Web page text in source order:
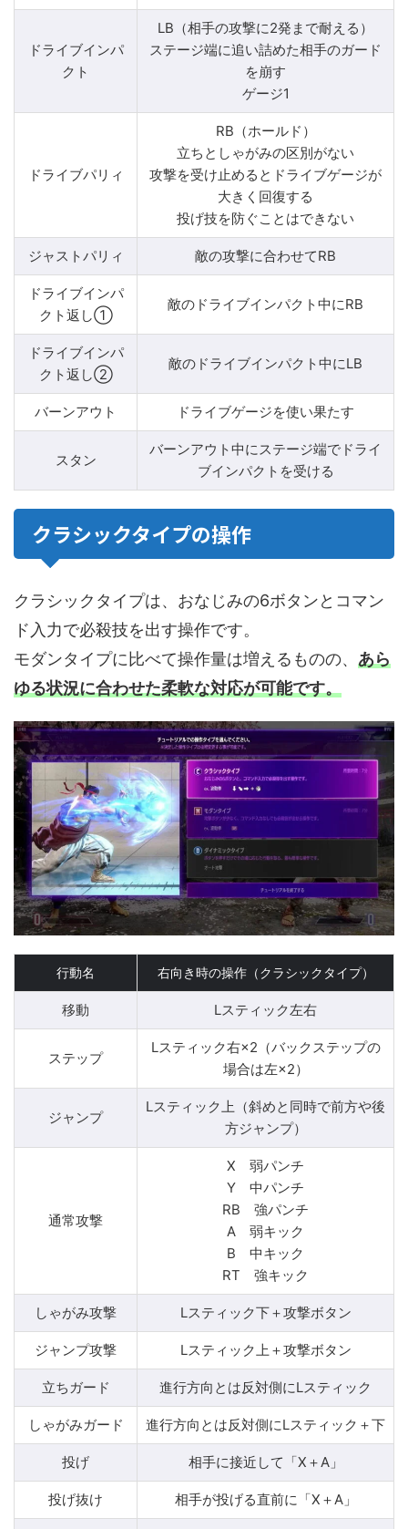
ドライブインパ
クト
LB（相手の攻撃に2発まで耐える）
ステージ端に追い詰めた相手のガード
を崩す
ゲージ1
ドライブパリィ
RB（ホールド）
立ちとしゃがみの区別がない
攻撃を受け止めるとドライブゲージが
大きく回復する
投げ技を防ぐことはできない
ジャストパリィ 敵の攻撃に合わせてRB
ドライブインパ
クト返し①
敵のドライブインパクト中にRB
ドライブインパ
クト返し②
敵のドライブインパクト中にLB
バーンアウト ドライブゲージを使い果たす
スタン
バーンアウト中にステージ端でドライ
ブインパクトを受ける
クラシックタイプの操作
クラシックタイプは、おなじみの6ボタンとコマン
ド入力で必殺技を出す操作です。
モダンタイプに比べて操作量は増えるものの、 あら
ゆる状況に合わせた柔軟な対応が可能です。
行動名 右向き時の操作（クラシックタイプ）
移動 Lスティック左右
ステップ
Lスティック右×2（バックステップの
場合は左×2）
ジャンプ
Lスティック上（斜めと同時で前方や後
方ジャンプ）
通常攻撃
X 弱パンチ
Y 中パンチ
RB 強パンチ
A 弱キック
B 中キック
RT 強キック
しゃがみ攻撃 Lスティック下＋攻撃ボタン
ジャンプ攻撃 Lスティック上＋攻撃ボタン
立ちガード 進行方向とは反対側にLスティック
しゃがみガード 進行方向とは反対側にLスティック＋下
投げ 相手に接近して「X＋A」
投げ抜け 相手が投げる直前に「X＋A」